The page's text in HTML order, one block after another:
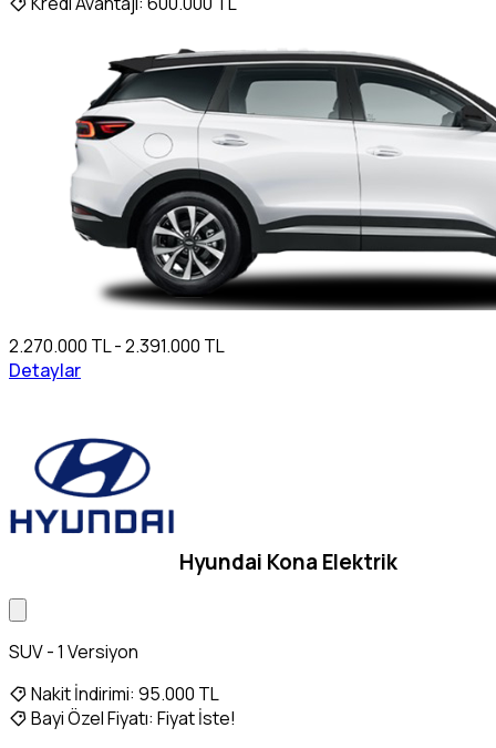
2.270.000 TL - 2.391.000 TL
Detaylar
Hyundai Kona Elektrik
SUV - 1 Versiyon
Nakit İndirimi: 95.000 TL
Bayi Özel Fiyatı: Fiyat İste!